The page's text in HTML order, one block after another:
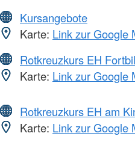
Kursangebote
Karte: Link zur Google
Rotkreuzkurs EH
Karte: Link zur Google
Rotkreuzkurs EH am
Karte: Link zur Google